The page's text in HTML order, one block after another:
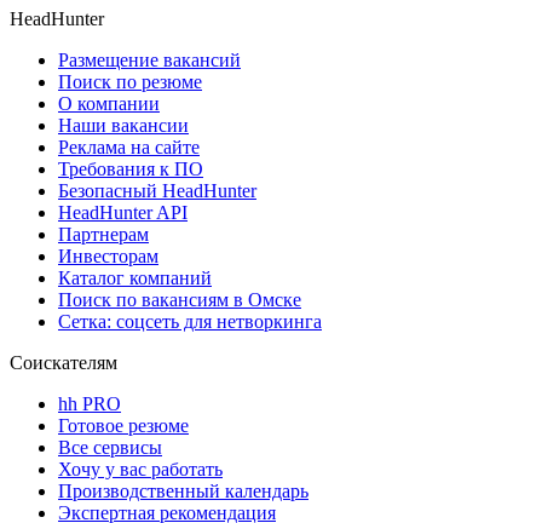
HeadHunter
Размещение вакансий
Поиск по резюме
О компании
Наши вакансии
Реклама на сайте
Требования к ПО
Безопасный HeadHunter
HeadHunter API
Партнерам
Инвесторам
Каталог компаний
Поиск по вакансиям в Омске
Сетка: соцсеть для нетворкинга
Соискателям
hh PRO
Готовое резюме
Все сервисы
Хочу у вас работать
Производственный календарь
Экспертная рекомендация